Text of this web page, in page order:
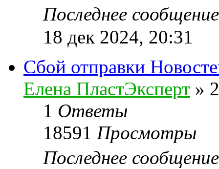
Последнее
18 дек 2024, 20:31
Сбой отправки
Елена ПластЭксперт »
1 Ответы
18591 Просмотры
Последнее